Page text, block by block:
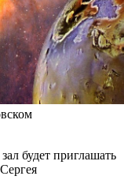
будет приглашать